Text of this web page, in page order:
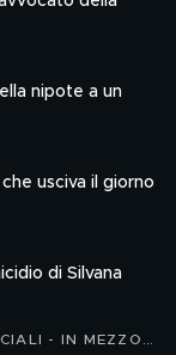
nipote a un
usciva il giorno
- IN MEZZO